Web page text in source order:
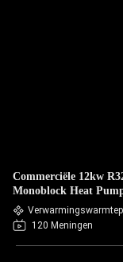
Commerciële 12kw
Monoblock Heat
120 Meningen